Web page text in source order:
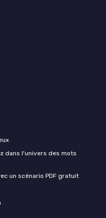
dans l'univers des mots
un scénario PDF gratuit